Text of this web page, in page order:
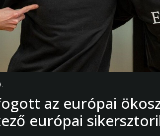
az európai
európai